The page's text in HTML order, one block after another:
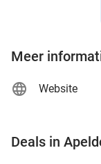
Meer
Website
Deals in